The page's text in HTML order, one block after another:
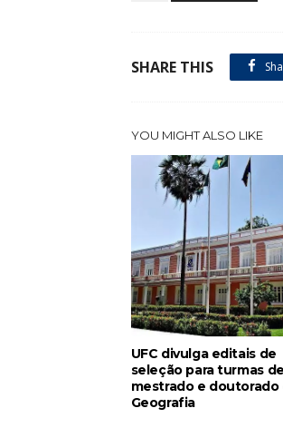
SHARE THIS
YOU MIGHT ALSO LIKE
UFC divulga editais de
seleção para turmas de
mestrado e doutorado
Geografia